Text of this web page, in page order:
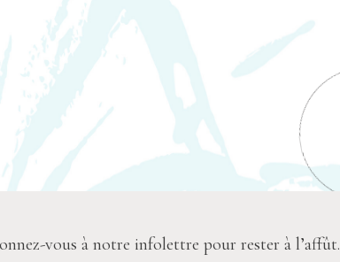
vous à notre infolettre pour rester à l’affût.